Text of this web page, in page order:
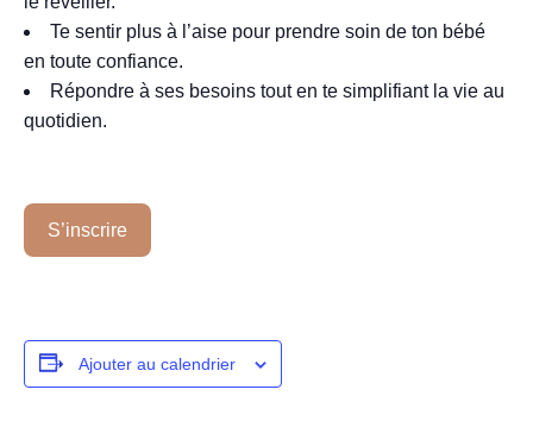
Te sentir plus à l’aise pour prendre soin de ton bébé
en toute confiance.
Répondre à ses besoins tout en te simplifiant la vie au
quotidien.
S’inscrire
Ajouter au calendrier